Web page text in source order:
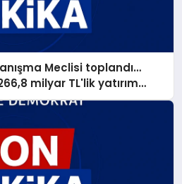
Meclisi toplandı…
milyar TL'lik yatırım